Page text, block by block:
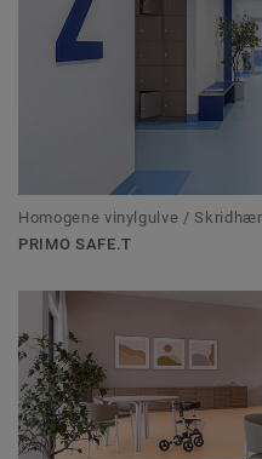
Homogene vinylgulve /
PRIMO SAFE.T